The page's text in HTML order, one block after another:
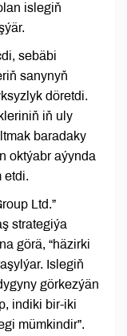
islegiň
sebäbi
sanynyň
döretdi.
iň uly
baradaky
oktýabr aýynda
etdi.
Ltd.”
strategiýa
görä, “häzirki
Islegiň
görkezýän
indiki bir-iki
mümkindir”.